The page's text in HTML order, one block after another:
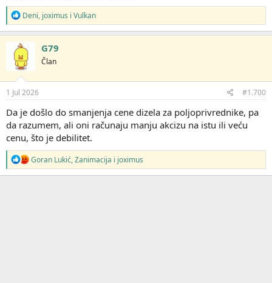
R
e
a
g
o
v
a
n
j
:
Deni, joximus i Vulkan
G79
Član
1 Jul 2026 #1.700
Da je došlo do smanjenja cene dizela za poljoprivrednike, pa
da razumem, ali oni računaju manju akcizu na istu ili veću
cenu, što je debilitet.
R
e
a
Goran Lukić,Zanimacija i joximus